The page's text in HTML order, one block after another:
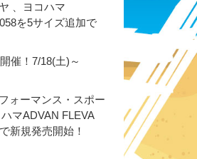
、ヨコハマ
を5サイズ追加で
催！7/18(土)～
ォーマンス・スポー
マADVAN FLEVA
新規発売開始！